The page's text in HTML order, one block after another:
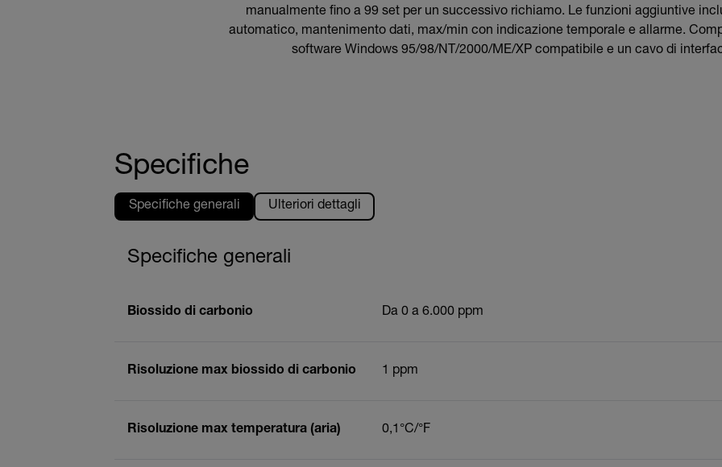
manualmente fino a 99 set per un successivo richiamo. Le funzioni aggiuntive
automatico, mantenimento dati, max/min con indicazione temporale e allarme.
software Windows 95/98/NT/2000/ME/XP compatibile e un cavo di
Specifiche
Specifiche generali Ulteriori dettagli
Specifiche generali
Biossido di carbonio Da 0 a 6.000 ppm
Risoluzione max biossido di carbonio 1 ppm
Risoluzione max temperatura (aria) 0,1°C/°F